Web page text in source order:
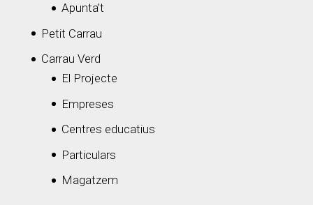
Apunta’t
Petit Carrau
Carrau Verd
El Projecte
Empreses
Centres educatius
Particulars
Magatzem